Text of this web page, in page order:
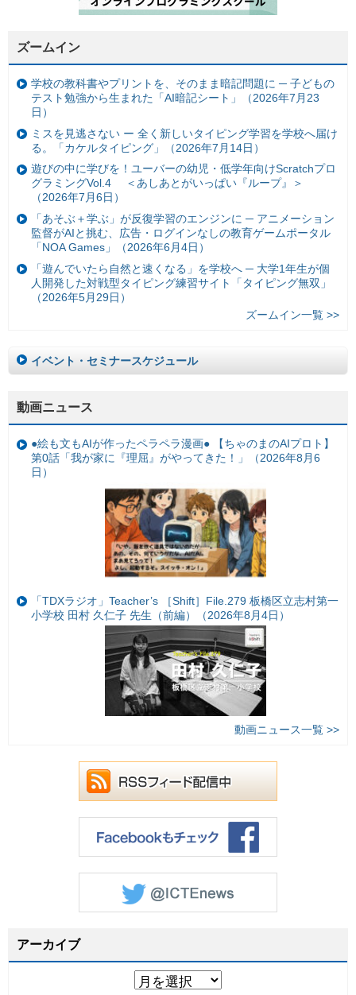
ズームイン
学校の教科書やプリントを、そのまま暗記問題に ─ 子どもの
テスト勉強から生まれた「AI暗記シート」（2026年7月23
日）
ミスを見逃さない ー 全く新しいタイピング学習を学校へ届け
る。「カケルタイピング」（2026年7月14日）
遊びの中に学びを！ユーバーの幼児・低学年向けScratchプロ
グラミングVol.4 ＜あしあとがいっぱい『ループ』＞
（2026年7月6日）
「あそぶ＋学ぶ」が反復学習のエンジンに ─ アニメーション
監督がAIと挑む、広告・ログインなしの教育ゲームポータル
「NOA Games」（2026年6月4日）
「遊んでいたら自然と速くなる」を学校へ ─ 大学1年生が個
人開発した対戦型タイピング練習サイト「タイピング無双」
（2026年5月29日）
ズームイン一覧 >>
イベント・セミナースケジュール
動画ニュース
●絵も文もAIが作ったペラペラ漫画● 【ちゃのまのAIプロト】
第0話「我が家に『理屈』がやってきた！」（2026年8月6
日）
「TDXラジオ」Teacher’s ［Shift］File.279 板橋区立志村第一
小学校 田村 久仁子 先生（前編）（2026年8月4日）
動画ニュース一覧 >>
アーカイブ